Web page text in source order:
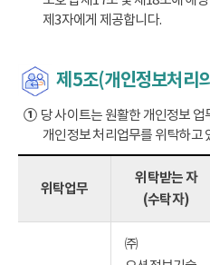
제3자에게 제공합니다.
제5조(개인정보처리
①당 사이트는 원활한 개인정보 업
개인정보 처리업무를 위탁하고
위탁업무
위탁받는 자
(수탁자)
㈜